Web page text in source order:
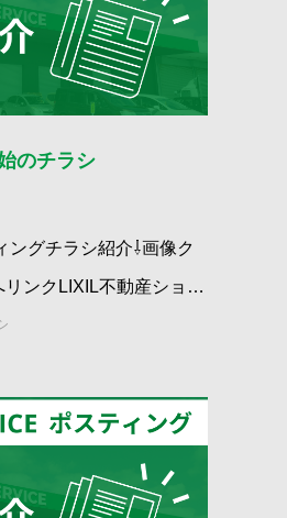
のチラシ
ングチラシ紹介⇩画像ク
ンクLIXIL不動産ショッ
の新築一